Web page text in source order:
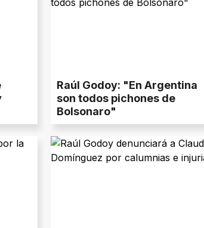
Raúl Godoy: "En Argentina
son todos pichones de
Bolsonaro"